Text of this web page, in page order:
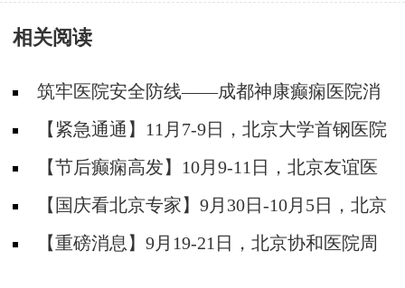
相关阅读
筑牢医院安全防线——成都神康癫痫医院消
防安全培训纪实
【紧急通通】11月7-9日，北京大学首钢医院
神经内科胡颖教授亲临成都会诊，破解癫痫疑难
【节后癫痫高发】10月9-11日，北京友谊医
院陈葵博士免费会诊+治疗援助，破解癫痫难
题！
【国庆看北京专家】9月30日-10月5日，北京
天坛&首钢医院两大专家蓉城亲诊+癫痫大额救
【重磅消息】9月19-21日，北京协和医院周